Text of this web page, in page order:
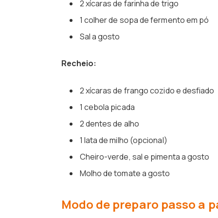
2 xícaras de farinha de trigo
1 colher de sopa de fermento em pó
Sal a gosto
Recheio:
2 xícaras de frango cozido e desfiado
1 cebola picada
2 dentes de alho
1 lata de milho (opcional)
Cheiro-verde, sal e pimenta a gosto
Molho de tomate a gosto
Modo de preparo passo a